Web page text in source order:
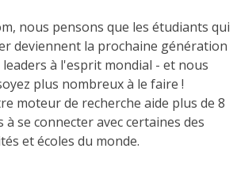
nous pensons que les étudiants qui
deviennent la prochaine génération
à l'esprit mondial - et nous
plus nombreux à le faire !
moteur de recherche aide plus de 8
se connecter avec certaines des
et écoles du monde.